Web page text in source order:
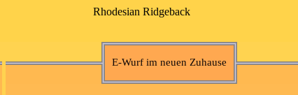
Rhodesian Ridgeback
E-Wurf im neuen Zuhause